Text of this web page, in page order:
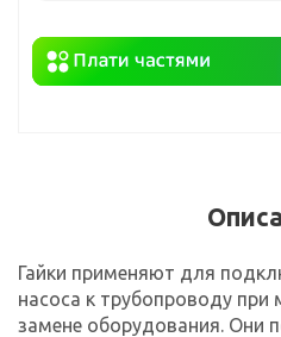
Гайки применяют для
насоса к трубопроводу
замене оборудования. Они